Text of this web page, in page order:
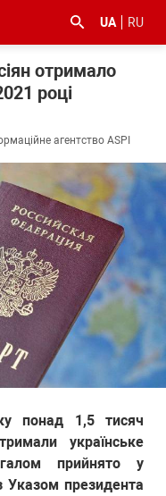
UA RU
отримало
році
агентство ASPI
понад 1,5 тисяч
українське
прийнято у
Указом президента
#коронавірус